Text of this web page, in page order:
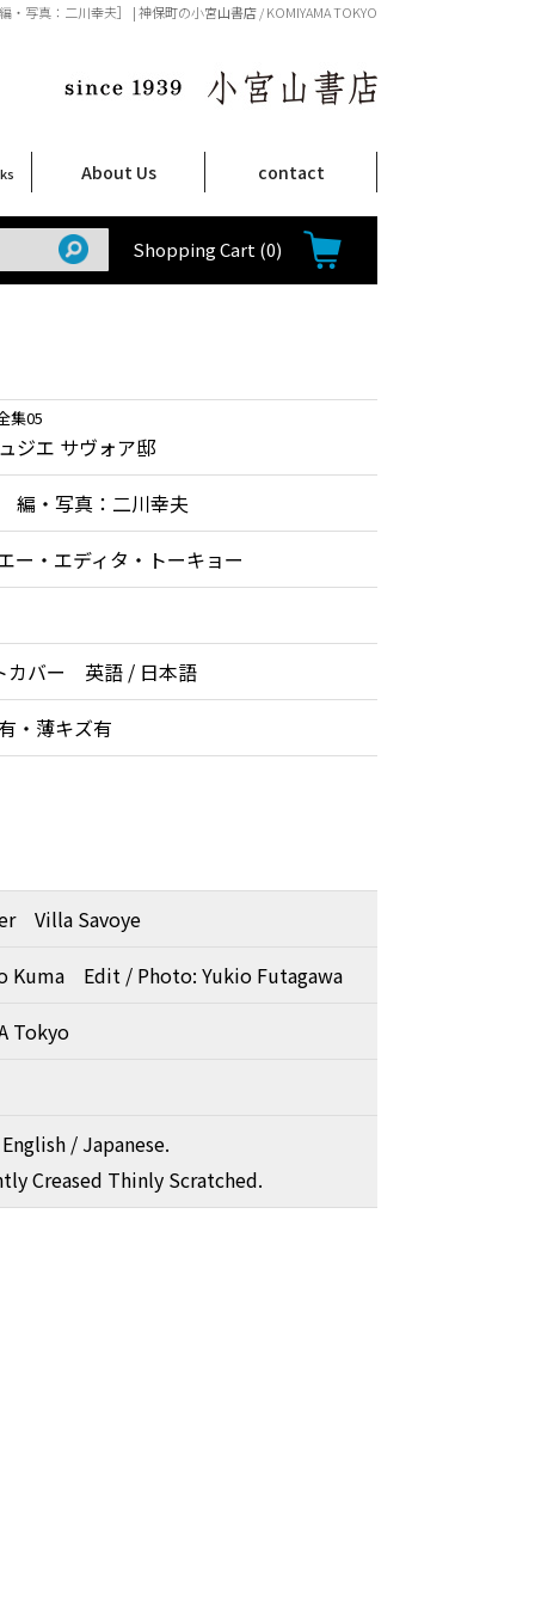
写真：二川幸夫］ | 神保町の小宮山書店 / KOMIYAMA TOKYO
About Us
店舗案内
Shop Infomation
ご注文について
How to Order
特定商取引法に関する表示
プライバシーポリシー
contact
Shopping Cart (0)
集05
ジエ サヴォア邸
編・写真：二川幸夫
ー・エディタ・トーキョー
バー 英語 / 日本語
・薄キズ有
Villa Savoye
Kuma Edit / Photo: Yukio Futagawa
Tokyo
/ Japanese.
Creased Thinly Scratched.